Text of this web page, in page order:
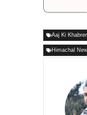
Aaj Ki
Himachal